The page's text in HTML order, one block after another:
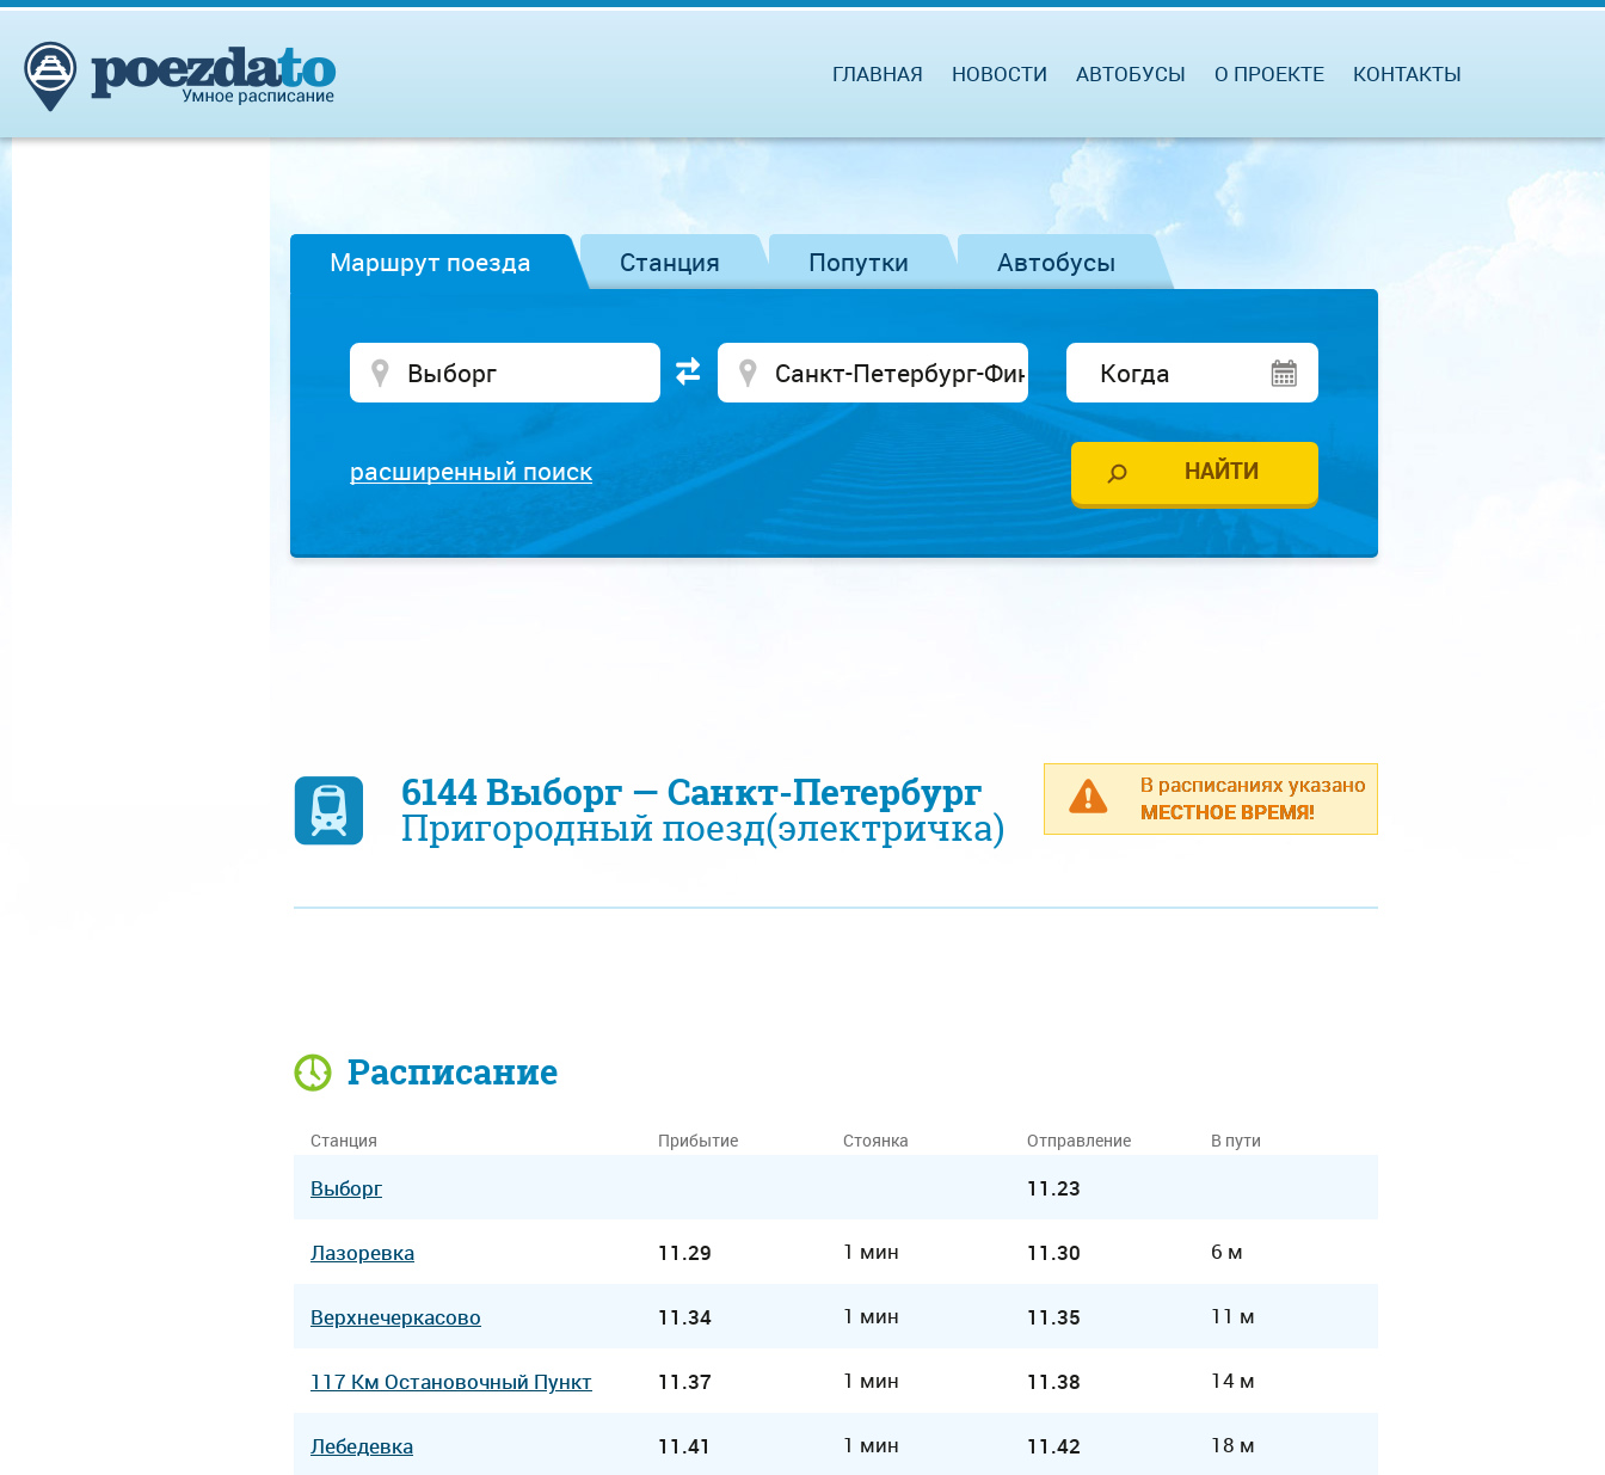
ГЛАВНАЯ НОВОСТИ АВТОБУСЫ О ПРОЕКТЕ КОНТАКТЫ
Маршрут поезда Станция Попутки Автобусы
расширенный поиск
В расписаниях указано
МЕСТНОЕ ВРЕМЯ!
6144 Выборг — Санкт-Петербург
Пригородный поезд(электричка)
Расписание
Станция Прибытие Стоянка Отправление В пути
Выборг 11.23
Лазоревка 11.29 1 мин 11.30 6 м
Верхнечеркасово 11.34 1 мин 11.35 11 м
117 Км Остановочный Пункт 11.37 1 мин 11.38 14 м
Лебедевка 11.41 1 мин 11.42 18 м